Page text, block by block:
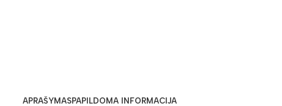
APRAŠYMASPAPILDOMA INFORMACIJA